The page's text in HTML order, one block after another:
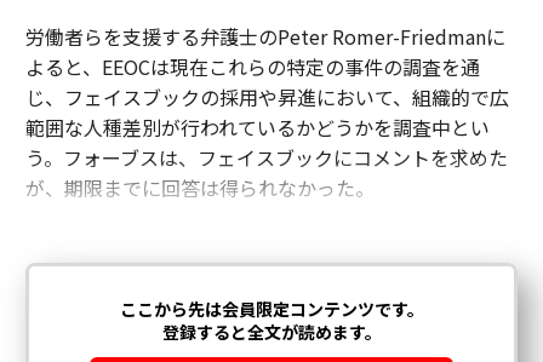
労働者らを支援する弁護士のPeter Romer-Friedmanに
よると、EEOCは現在これらの特定の事件の調査を通
じ、フェイスブックの採用や昇進において、組織的で広
範囲な人種差別が行われているかどうかを調査中とい
う。フォーブスは、フェイスブックにコメントを求めた
が、期限までに回答は得られなかった。